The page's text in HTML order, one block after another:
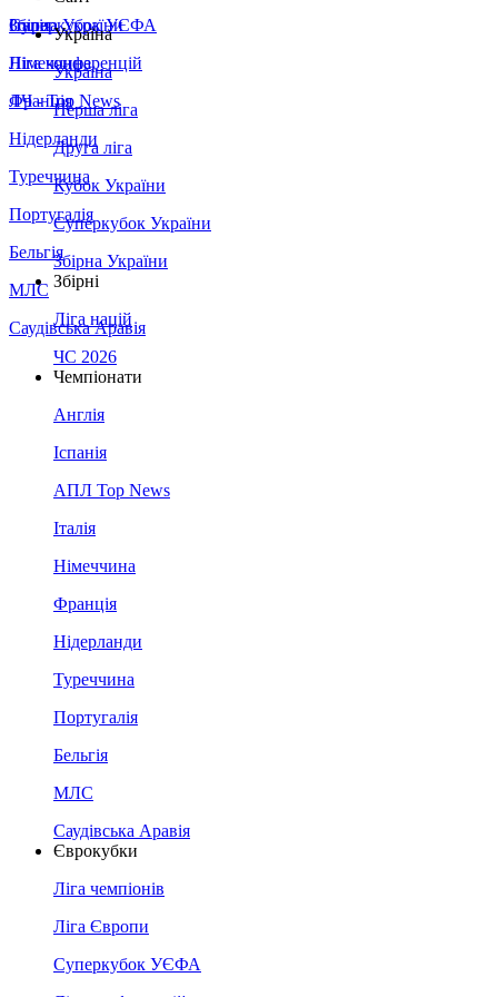
Збірна України
Італія
Німеччина
Франція
Нідерланди
Туреччина
Португалія
Бельгія
МЛС
Саудівська Аравія
Суперкубок УЄФА
Ліга конференцій
ЛЧ - Top News
Україна
Україна
Перша ліга
Друга ліга
Кубок України
Суперкубок України
Збірна України
Збірні
Ліга націй
ЧС 2026
Чемпіонати
Англія
Іспанія
АПЛ Top News
Італія
Німеччина
Франція
Нідерланди
Туреччина
Португалія
Бельгія
МЛС
Саудівська Аравія
Єврокубки
Ліга чемпіонів
Ліга Європи
Суперкубок УЄФА